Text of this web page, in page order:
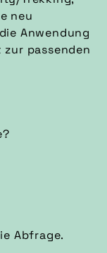
neu
Anwendung
passenden
Abfrage.